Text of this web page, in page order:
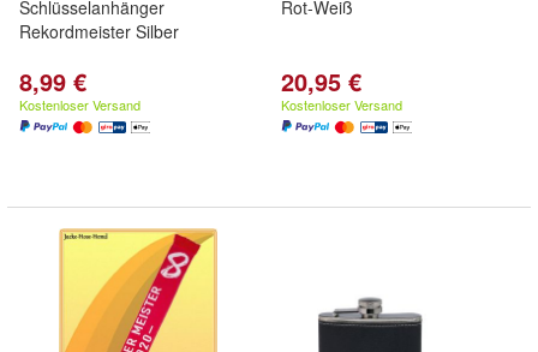
Schlüsselanhänger
Rekordmeister Silber
8,99 €
Kostenloser Versand
Rot-Weiß
20,95 €
Kostenloser Versand